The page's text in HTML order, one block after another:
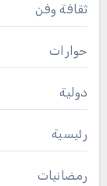
ثقافة وفن
حوارات
دولية
رئيسية
رمضانيات